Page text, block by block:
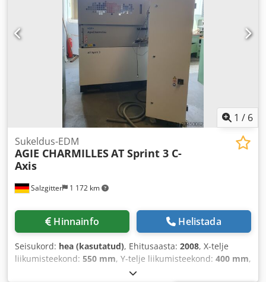
1 / 6
Salzgitter 1 172 km
Sukeldus-EDM
AGIE CHARMILLESAT Sprint 3 C-
Axis
Hinnainfo Helistada
Seisukord: hea (kasutatud), Ehitusaasta: 2008, X-telje
liikumisteekond: 550 mm, Y-telje liikumisteekond: 400 mm,
350 mm